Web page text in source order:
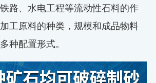
路、水电工程等流动性石料的作
工原料的种类，规模和成品物料
种配置形式。